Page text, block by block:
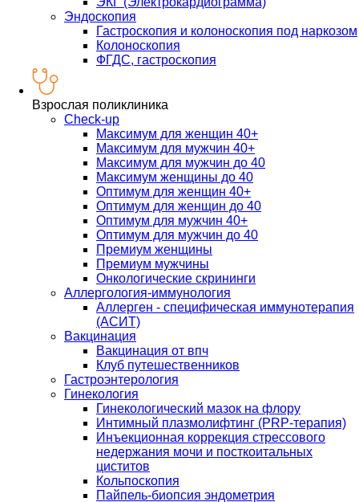
Эндоскопия
Гастроскопия и колоноскопия под наркозом
Колоноскопия
ФГДС, гастроскопия
Взрослая поликлиника
Check-up
Максимум для женщин 40+
Максимум для мужчин 40+
Максимум для мужчин до 40
Максимум женщины до 40
Оптимум для женщин 40+
Оптимум для женщин до 40
Оптимум для мужчин 40+
Оптимум для мужчин до 40
Премиум женщины
Премиум мужчины
Онкологические скрининги
Аллергология-иммунология
Аллерген - специфическая иммунотерапия
(АСИТ)
Вакцинация
Вакцинация от впч
Клуб путешественников
Гастроэнтерология
Гинекология
Гинекологический мазок на флору
Интимный плазмолифтинг (PRP-терапия)
Инъекционная коррекция стрессового
недержания мочи и посткоитальных
циститов
Кольпоскопия
Пайпель-биопсия эндометрия